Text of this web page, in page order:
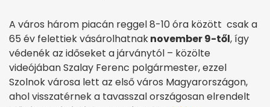
A város három piacán reggel 8-10 óra között csak a
65 év felettiek vásárolhatnaknovember 9-től, így
védenék az időseket a járványtól – közölte
videójában Szalay Ferenc polgármester, ezzel
Szolnok városa lett az első város Magyarországon,
ahol visszatérnek a tavasszal országosan elrendelt